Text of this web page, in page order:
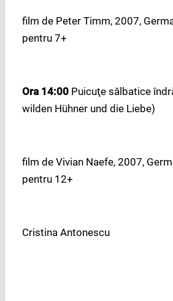
film de Peter Timm, 2007,
pentru 7+
Ora 14:00 Puicuţe sălbatice
wilden Hühner und die Liebe)
film de Vivian Naefe, 2007,
pentru 12+
Cristina Antonescu